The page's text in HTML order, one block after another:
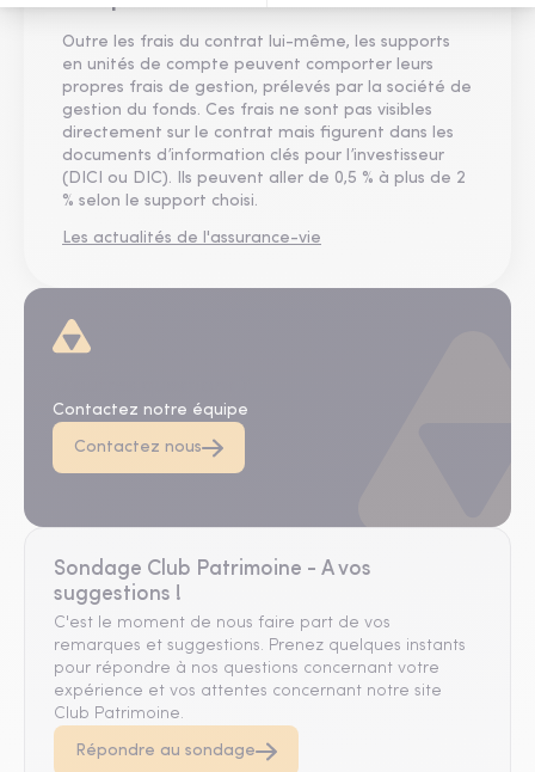
Outre les frais du contrat lui-même, les supports
en unités de compte peuvent comporter leurs
propres frais de gestion, prélevés par la société de
gestion du fonds. Ces frais ne sont pas visibles
directement sur le contrat mais figurent dans les
documents d’information clés pour l’investisseur
(DICI ou DIC). Ils peuvent aller de 0,5 % à plus de 2
% selon le support choisi.
Les actualités de l'assurance-vie
Contactez notre équipe
Contactez nous
Sondage Club Patrimoine - A vos
suggestions !
C'est le moment de nous faire part de vos
remarques et suggestions. Prenez quelques instants
pour répondre à nos questions concernant votre
expérience et vos attentes concernant notre site
Club Patrimoine.
Répondre au sondage